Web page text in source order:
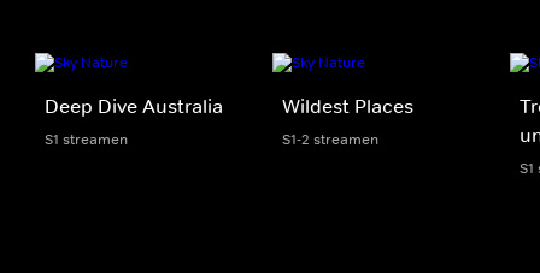
Deep Dive Australia
S1 streamen
Wildest Places
S1-2 streamen